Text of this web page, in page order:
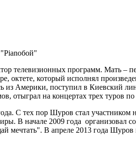
телевизионных программ. Мать –
октете, который исполнял
из Америки, поступил в Киевский
отыграл на концертах трех туров
С тех пор Шуров стал участником
В начале 2009 года организовал
мечтать". В апреле 2013 года